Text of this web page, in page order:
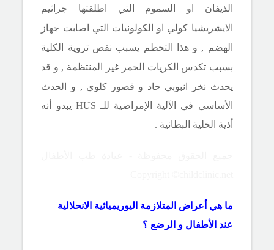
الذيفان او السموم التي اطلقتها جراثيم
الايشريشيا كولي او الكولونيات التي اصابت جهاز
الهضم , و هذا التحطم يسبب نقص تروية الكلية
بسبب تكدس الكريات الحمر غير المنتظمة , و قد
يحدث نخر انبوبي حاد و قصور كلوي , و الحدث
الأساسي في الآلية الإمراضية للـ HUS يبدو أنه
أذية الخلية البطانية .
ما هي أعراض المتلازمة اليوريميائية الانحلالية
عند الأطفال و الرضع ؟